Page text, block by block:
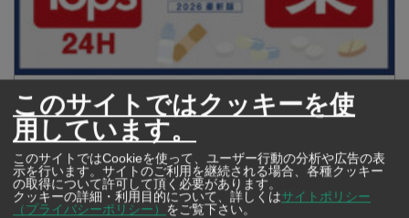
【タイ・バンコク】 マルシェトンロー内の「TOPS」で買える薬
2026年版
【タイ・バンコ
このサイトではクッキーを使
用しています。
このサイトではCookieを使って、ユーザー行動の分析や広告の表
示を行います。サイトのご利用を継続される場合、各種クッキー
の取得について許可して頂く必要があります。
クッキーの詳細・利用目的について、詳しくはサイトポリシー
（プライバシーポリシー）
をご覧下さい。